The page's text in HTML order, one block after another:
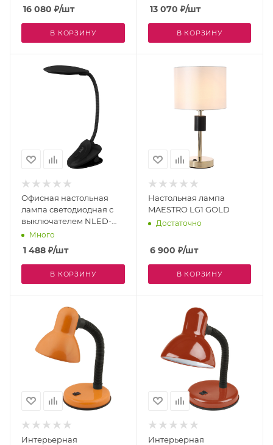
MOD070TL-L8B3K
16 080 ₽/шт
В КОРЗИНУ
13 070 ₽/шт
В КОРЗИНУ
Офисная настольная
лампа светодиодная с
выключателем NLED-
478-8W-BK
Много
1 488 ₽/шт
В КОРЗИНУ
Настольная лампа
MAESTRO LG1 GOLD
Достаточно
6 900 ₽/шт
В КОРЗИНУ
Интерьерная
Интерьерная